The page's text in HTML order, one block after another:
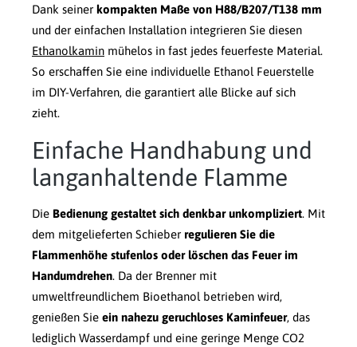
Dank seiner kompakten Maße von H88/B207/T138 mm
und der einfachen Installation integrieren Sie diesen
Ethanolkamin mühelos in fast jedes feuerfeste Material.
So erschaffen Sie eine individuelle Ethanol Feuerstelle
im DIY-Verfahren, die garantiert alle Blicke auf sich
zieht.
Einfache Handhabung und
langanhaltende Flamme
Die Bedienung gestaltet sich denkbar unkompliziert. Mit
dem mitgelieferten Schieber regulieren Sie die
Flammenhöhe stufenlos oder löschen das Feuer im
Handumdrehen. Da der Brenner mit
umweltfreundlichem Bioethanol betrieben wird,
genießen Sie ein nahezu geruchloses Kaminfeuer, das
lediglich Wasserdampf und eine geringe Menge CO2